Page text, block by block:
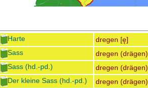
Harte
dregen [ę]
Sass
dregen (drägen)
Sass (hd.-pd.)
dregen (drägen)
Der kleine Sass (hd.-pd.)
dregen (drägen)